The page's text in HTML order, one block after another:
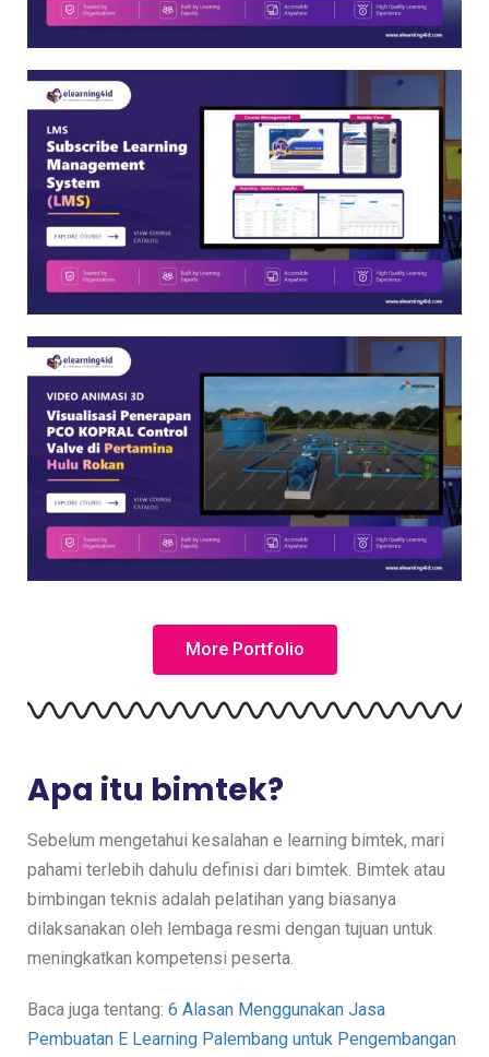
More Portfolio
Apa itu bimtek?
Sebelum mengetahui kesalahan e learning bimtek, mari
pahami terlebih dahulu definisi dari bimtek. Bimtek atau
bimbingan teknis adalah pelatihan yang biasanya
dilaksanakan oleh lembaga resmi dengan tujuan untuk
meningkatkan kompetensi peserta.
Baca juga tentang: 6 Alasan Menggunakan Jasa
Pembuatan E Learning Palembang untuk Pengembangan